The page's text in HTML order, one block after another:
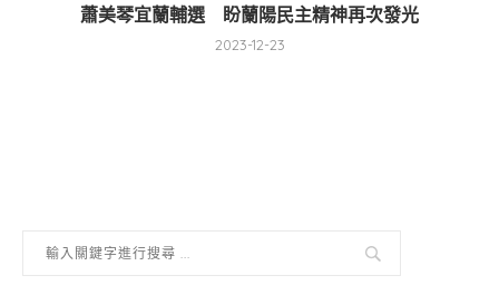
蕭美琴宜蘭輔選 盼蘭陽民主精神再次發光
2023-12-23